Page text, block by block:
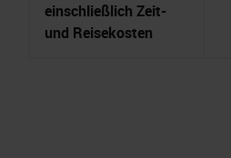
einschließlich Zeit-
und Reisekosten